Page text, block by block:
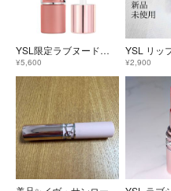
YSL限定ラブヌードリップステイン44
¥5,600 ¥2,900